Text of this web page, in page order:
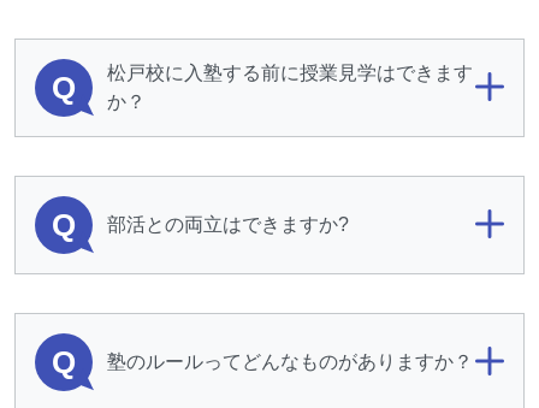
Q
松戸校に入塾する前に授業見学はできます
か？
Q 部活との両立はできますか?
Q 塾のルールってどんなものがありますか？